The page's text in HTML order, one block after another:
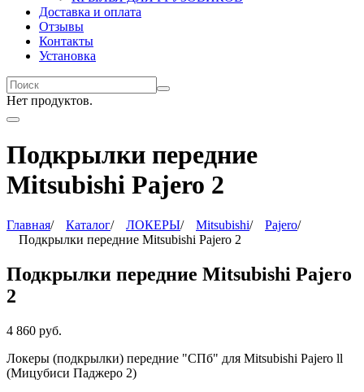
Доставка и оплата
Отзывы
Контакты
Установка
Нет продуктов.
Подкрылки передние
Mitsubishi Pajero 2
Главная/ Каталог/ ЛОКЕРЫ/ Mitsubishi/ Pajero/
Подкрылки передние Mitsubishi Pajero 2
Подкрылки передние Mitsubishi Pajero
2
4 860 руб.
Локеры (подкрылки) передние "СПб" для Mitsubishi Pajero ll
(Мицубиси Паджеро 2)